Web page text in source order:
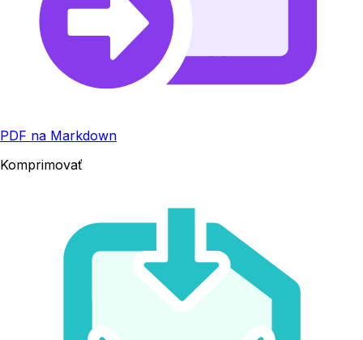
PDF na Markdown
Komprimovať